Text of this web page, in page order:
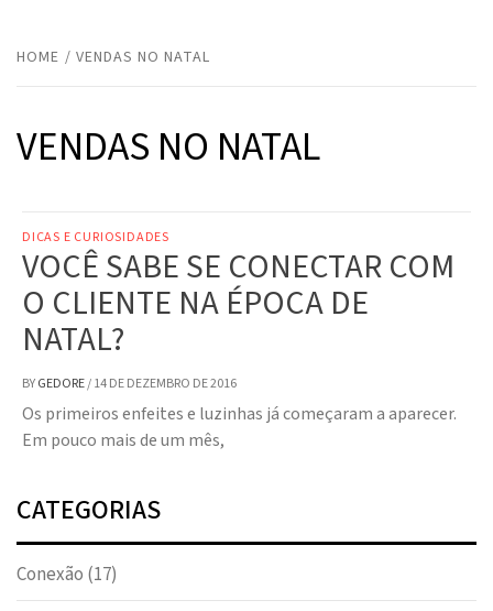
HOME VENDAS NO NATAL
VENDAS NO NATAL
DICAS E CURIOSIDADES
VOCÊ SABE SE CONECTAR COM
O CLIENTE NA ÉPOCA DE
NATAL?
BYGEDORE/14 DE DEZEMBRO DE 2016
Os primeiros enfeites e luzinhas já começaram a aparecer.
Em pouco mais de um mês,
CATEGORIAS
Conexão (17)